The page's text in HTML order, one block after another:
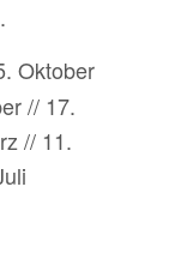
Oktober
// 17.
// 11.